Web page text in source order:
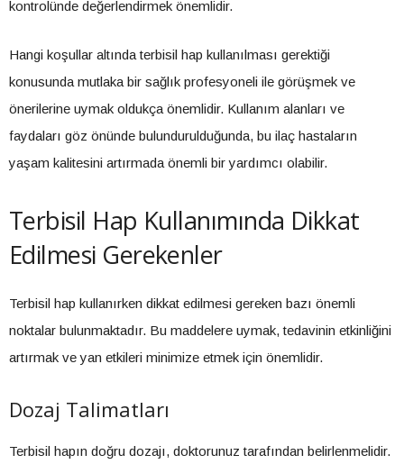
kontrolünde değerlendirmek önemlidir.
Hangi koşullar altında terbisil hap kullanılması gerektiği
konusunda mutlaka bir sağlık profesyoneli ile görüşmek ve
önerilerine uymak oldukça önemlidir. Kullanım alanları ve
faydaları göz önünde bulundurulduğunda, bu ilaç hastaların
yaşam kalitesini artırmada önemli bir yardımcı olabilir.
Terbisil Hap Kullanımında Dikkat
Edilmesi Gerekenler
Terbisil hap kullanırken dikkat edilmesi gereken bazı önemli
noktalar bulunmaktadır. Bu maddelere uymak, tedavinin etkinliğini
artırmak ve yan etkileri minimize etmek için önemlidir.
Dozaj Talimatları
Terbisil hapın doğru dozajı, doktorunuz tarafından belirlenmelidir.